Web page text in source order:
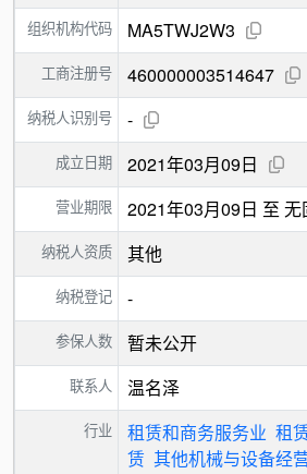
组织机构代码 MA5TWJ2W3
工商注册号 460000003514647
纳税人识别号 -
成立日期 2021年03月09日
营业期限 2021年03月09日 至 无
纳税人资质 其他
纳税登记 -
参保人数 暂未公开
联系人 温名泽
行业 租赁和商务服务业 租
赁 其他机械与设备经